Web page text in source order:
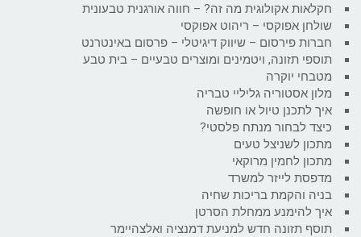
חקלאות אקולוגית מה זה? – חווה אורגנית טבעונית
שולחן אפוקסי – ריהוט אפוקסי
חברות פירסום – שיווק דיגיטלי – פרסום באינטרנט
תוספי תזונה, ויטמינים ומוצרים טבעיים – בית טבע
מטבחי יוקרה
מלון אסטוריה גליליי טבריה
איך לתכנן טיול או חופשה
כיצד לבחור מנתח פלסטי?
מתכון לשניצל טעים
מתכון לחמין מרוקאי
מדפסת לייזר למשרד
בניה והקמת בריכות שחיה
איך להימנע ממחלת הסרטן
תוסף תזונה חדש למניעת דמנציה ואלצהיימר